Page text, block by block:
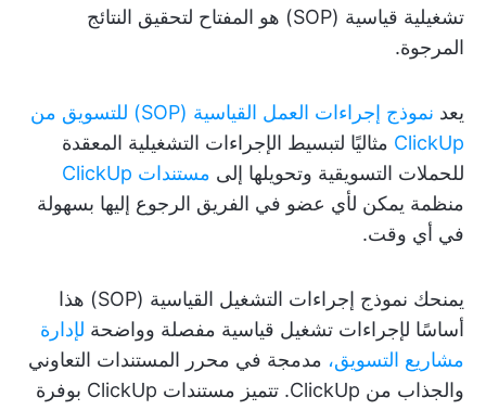
تشغيلية قياسية (SOP) هو المفتاح لتحقيق النتائج
المرجوة.
يعد
نموذج إجراءات العمل القياسية (SOP) للتسويق من
ClickUp مثاليًا لتبسيط الإجراءات التشغيلية المعقدة
للحملات التسويقية وتحويلها إلى مستندات ClickUp
منظمة يمكن لأي عضو في الفريق الرجوع إليها بسهولة
في أي وقت.
يمنحك نموذج إجراءات التشغيل القياسية (SOP) هذا
أساسًا لإجراءات تشغيل قياسية مفصلة وواضحة لإدارة
مشاريع التسويق، مدمجة في محرر المستندات التعاوني
والجذاب من ClickUp. تتميز مستندات ClickUp بوفرة